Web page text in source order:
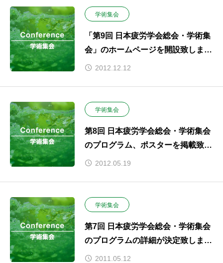
学術集会
「第9回 日本疲労学会総会・学術集
会」のホームページを開設致しまし
た 2012.12.12
学術集会
第8回 日本疲労学会総会・学術集会
のプログラム、ポスターを掲載致し
ました。
2012.05.19
学術集会
第7回 日本疲労学会総会・学術集会
のプログラムの詳細が決定致しまし
たので、プログラム・御案内を掲載
2011.05.12